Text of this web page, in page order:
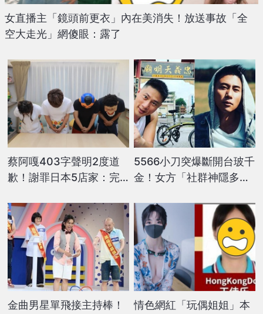
女直播主「鏡頭前更衣」內在美消失！放送事故「全
空大走光」網傻眼：露了
蔡阿嘎403字聲明2度道
歉！謝罪日本5店家：完
5566小刀突爆斷開台玻千
金！女方「社群神隱多
金曲男星單飛接主持棒！
情色網紅「玩偶姐姐」本